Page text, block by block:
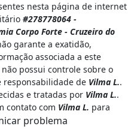
nesta página de internet
#278778064 -
Corpo Forte - Cruzeiro do
garante a exatidão,
associada a este
não possui controle sobre o
responsabilidade de Vilma L..
e tratadas por Vilma L..
contato com Vilma L. para
problema